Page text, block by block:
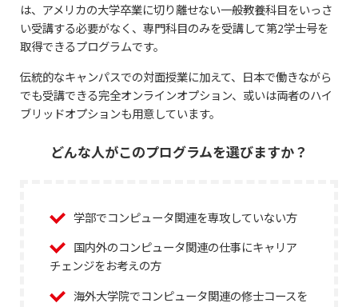
は、アメリカの大学卒業に切り離せない一般教養科目をいっさ
い受講する必要がなく、専門科目のみを受講して第2学士号を
取得できるプログラムです。
伝統的なキャンパスでの対面授業に加えて、日本で働きながら
でも受講できる完全オンラインオプション、或いは両者のハイ
ブリッドオプションも用意しています。
どんな人がこのプログラムを選びますか？
学部でコンピュータ関連を専攻していない方
国内外のコンピュータ関連の仕事にキャリア
チェンジをお考えの方
海外大学院でコンピュータ関連の修士コースを